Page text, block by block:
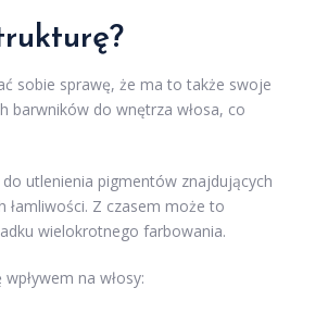
sobie sprawę, że ma to także swoje
barwników do wnętrza włosa, co
utlenienia pigmentów znajdujących
łamliwości. Z czasem może to
wielokrotnego farbowania.
na włosy: